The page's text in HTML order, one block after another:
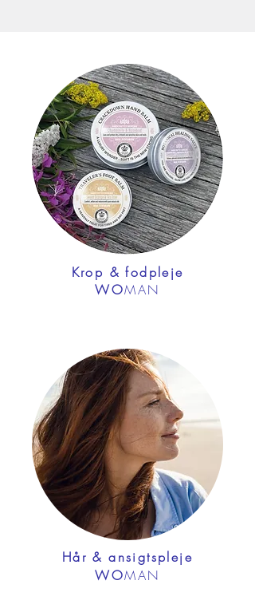
Krop & fodpleje
WOMAN
Hår & ansigtspleje
WOMAN